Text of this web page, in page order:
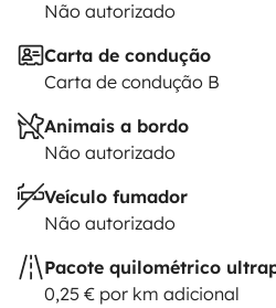
Plusieurs bacs afin d'y
matériel important : ordi,
Não autorizado
Carta de condução
Carta de condução B
Animais a bordo
Não autorizado
Veículo fumador
Não autorizado
Pacote quilométrico
0,25 € por km adicional